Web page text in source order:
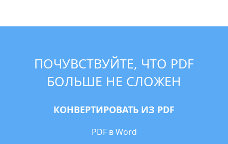
ПОЧУВСТВУЙТЕ, ЧТО PDF
БОЛЬШЕ НЕ СЛОЖЕН
КОНВЕРТИРОВАТЬ ИЗ PDF
PDF в Word